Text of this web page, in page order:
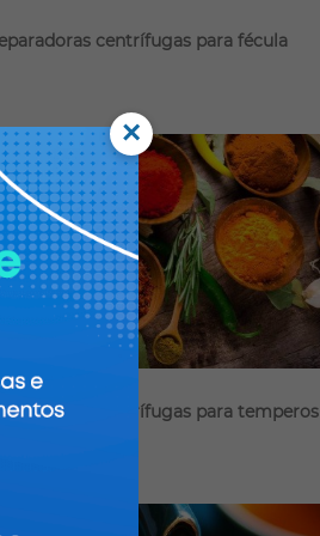
centrífugas para fécula
centrífugas para temperos
×